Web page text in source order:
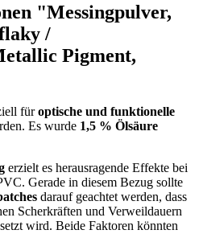
"Messingpulver,
/
Pigment,
füroptische und funktionelle
Es wurde 1,5 % Ölsäure
erzielt es herausragende Effekte bei
Gerade in diesem Bezug sollte
darauf geachtet werden, dass
Scherkräften und Verweildauern
wird. Beide Faktoren könnten